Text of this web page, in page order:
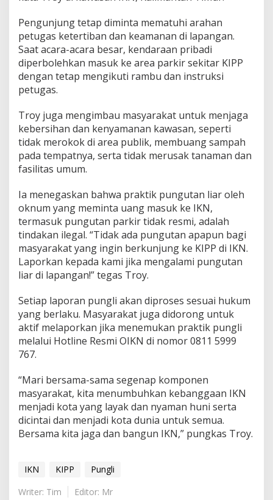
Pengunjung tetap diminta mematuhi arahan
petugas ketertiban dan keamanan di lapangan.
Saat acara-acara besar, kendaraan pribadi
diperbolehkan masuk ke area parkir sekitar KIPP
dengan tetap mengikuti rambu dan instruksi
petugas.
Troy juga mengimbau masyarakat untuk menjaga
kebersihan dan kenyamanan kawasan, seperti
tidak merokok di area publik, membuang sampah
pada tempatnya, serta tidak merusak tanaman dan
fasilitas umum.
Ia menegaskan bahwa praktik pungutan liar oleh
oknum yang meminta uang masuk ke IKN,
termasuk pungutan parkir tidak resmi, adalah
tindakan ilegal. “Tidak ada pungutan apapun bagi
masyarakat yang ingin berkunjung ke KIPP di IKN.
Laporkan kepada kami jika mengalami pungutan
liar di lapangan!” tegas Troy.
Setiap laporan pungli akan diproses sesuai hukum
yang berlaku. Masyarakat juga didorong untuk
aktif melaporkan jika menemukan praktik pungli
melalui Hotline Resmi OIKN di nomor 0811 5999
767.
“Mari bersama-sama segenap komponen
masyarakat, kita menumbuhkan kebanggaan IKN
menjadi kota yang layak dan nyaman huni serta
dicintai dan menjadi kota dunia untuk semua.
Bersama kita jaga dan bangun IKN,” pungkas Troy.
IKN KIPP
Pungli
Writer: Tim
Editor: Mr